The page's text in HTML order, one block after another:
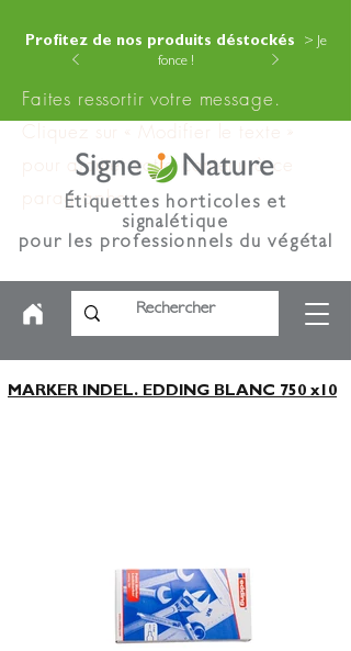
Profitez de nos produits déstockés
> Je
fonce !
Faites ressortir votre message.
Cliquez sur « Modifier le texte »
pour ajouter votre contenu à ce
paragraphe.
Étiquettes horticoles et
signalétique
pour les professionnels du végétal
MARKER INDEL. EDDING BLANC 750 x10